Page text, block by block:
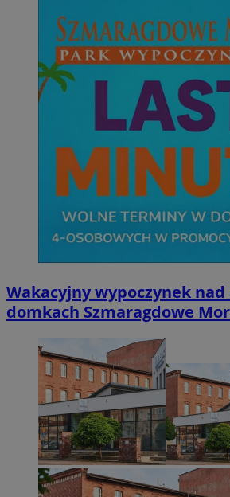
Wakacyjny wypoczynek
domkach Szmaragdowe